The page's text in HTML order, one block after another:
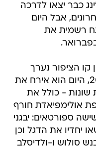
חורף 2022 בבייג'ינג כבר יצאו לדרכה
אבל היום
רשמית את
קו הציפור נערך
טקס פתיחת אולימפיאדת 2008, היום הוא אירח את
מ-91 מדינות שונות - כולל את
אולימפיאדת חורף
ספורטאים: יבגני
יחדיו את הדגל וכן
סולוש ו-ולדיסלב